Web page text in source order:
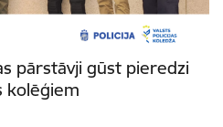
pārstāvji gūst pieredzi
kolēģiem